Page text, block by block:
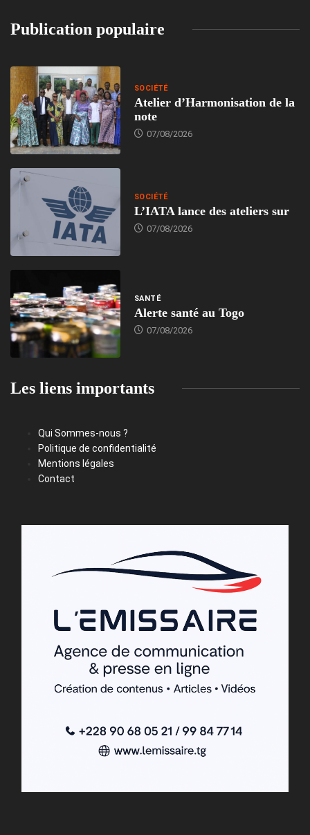
Publication populaire
SOCIÉTÉ
Atelier d’Harmonisation de la
note
07/08/2026
SOCIÉTÉ
L’IATA lance des ateliers sur
07/08/2026
SANTÉ
Alerte santé au Togo
07/08/2026
Les liens importants
Qui Sommes-nous ?
Politique de confidentialité
Mentions légales
Contact